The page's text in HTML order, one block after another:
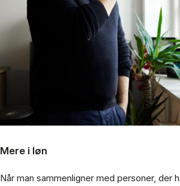
Mere i løn
Når man sammenligner med personer, der